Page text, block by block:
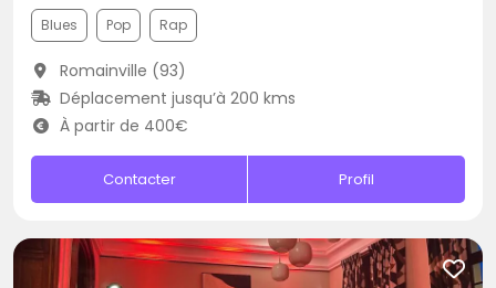
Blues Pop Rap
Romainville (93)
Déplacement jusqu’à 200 kms
À partir de 400€
Contacter Profil